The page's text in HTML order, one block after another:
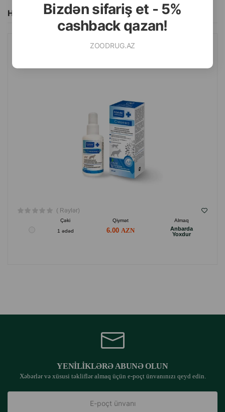
Bizdən sifariş et - 5%
cashback qazan!
ZOODRUG.AZ
Hamısını Gör
( Rəylər)
Çəki Qiymət
Almaq
1 ədəd
6.00
Anbarda
Yoxdur
YENILIKLƏRƏ ABUNƏ OLUN
Xəbərlər və xüsusi təkliflər almaq üçün e-poçt ünvanınızı qeyd edin.